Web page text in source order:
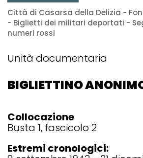
Città di Casarsa della Delizia -
- Biglietti dei militari deportati -
numeri rossi
Unità documentaria
BIGLIETTINO
Collocazione
Busta 1, fascicolo 2
Estremi cronologici: